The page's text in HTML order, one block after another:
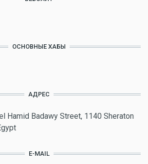
ОСНОВНЫЕ ХАБЫ
АДРЕС
Hamid Badawy Street, 1140 Sheraton
E-MAIL